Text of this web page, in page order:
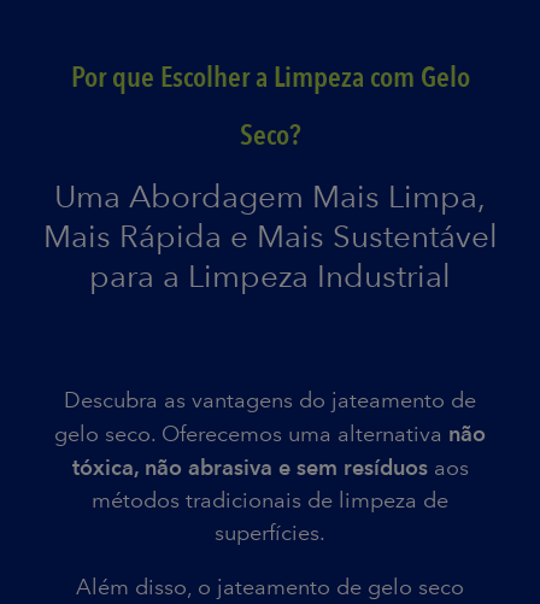
Por que Escolher a Limpeza com Gelo
Seco?
Uma Abordagem Mais Limpa,
Mais Rápida e Mais Sustentável
para a Limpeza Industrial
Descubra as vantagens do jateamento de
gelo seco. Oferecemos uma alternativa não
tóxica, não abrasiva e sem resíduosaos
métodos tradicionais de limpeza de
superfícies.
Além disso, o jateamento de gelo seco